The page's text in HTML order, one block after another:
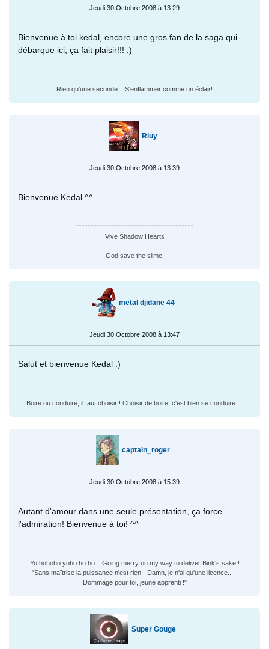
Jeudi 30 Octobre 2008 à 13:29
Bienvenue à toi kedal, encore une gros fan de la saga qui
débarque ici, ça fait plaisir!!! :)
Rien qu'une seconde... S'enflammer comme un éclair!
Riuy
Jeudi 30 Octobre 2008 à 13:39
Bienvenue Kedal ^^
Vive Shadow Hearts
God save the slime!
metal djidane 44
Jeudi 30 Octobre 2008 à 13:47
Salut et bienvenue Kedal :)
Boire ou conduire, il faut choisir ! Choisir de boire, c'est bien se conduire ...
captain_roger
Jeudi 30 Octobre 2008 à 15:39
Autant d'amour dans une seule présentation, ça force
l'admiration! Bienvenue à toi! ^^
Yo hohoho yoho ho ho... Going merry on my way to deliver Bink's sake !
"Sans maîtrise la puissance n'est rien. -Damn, je n'ai qu'une licence... -
Dommage pour toi, jeune apprenti !"
Super Gouge